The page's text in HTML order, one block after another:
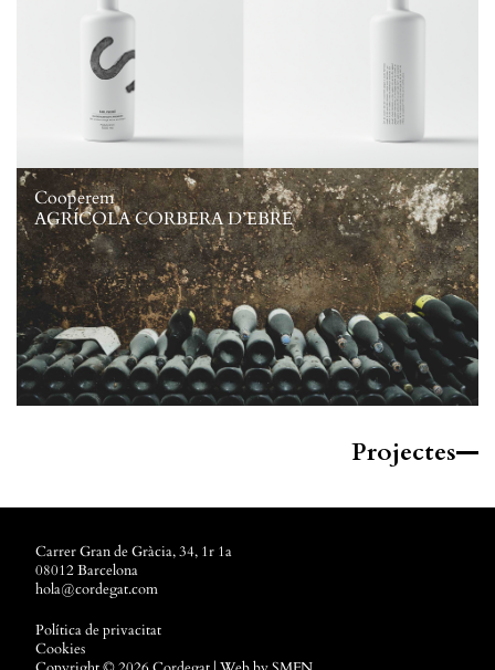
Cooperem
AGRÍCOLA CORBERA D’EBRE
Projectes
Carrer Gran de Gràcia, 34, 1r 1a
08012 Barcelona
hola@cordegat.com
Política de privacitat
Cookies